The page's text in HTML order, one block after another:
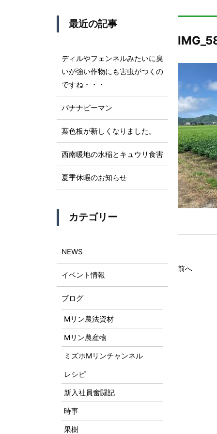
前へ
最近の記事
ディルやフェンネルみたいに臭
いが強い作物にも害虫がつくの
ですね・・・
バナナピーマン
葉色板が新しくなりました。
西南暖地の水稲とキュウリ食害
夏季休暇のお知らせ
カテゴリー
NEWS
イベント情報
ブログ
Mリン農法資材
Mリン農産物
ミズホMリンチャンネル
レシピ
新入社員奮闘記
時事
果樹